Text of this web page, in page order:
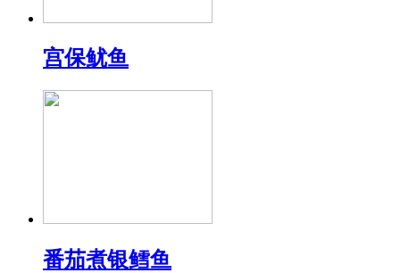
宫保鱿鱼
番茄煮银鳕鱼